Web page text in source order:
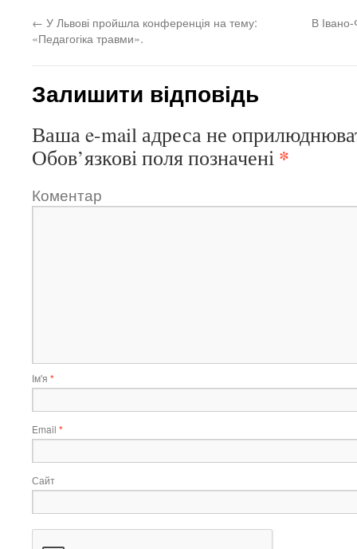
← У Львові пройшла конференція на тему:
«Педагогіка травми».
В
Залишити відповідь
Ваша e-mail адреса не
Обов’язкові поля позначені *
Коментар
Ім'я *
Email *
Сайт